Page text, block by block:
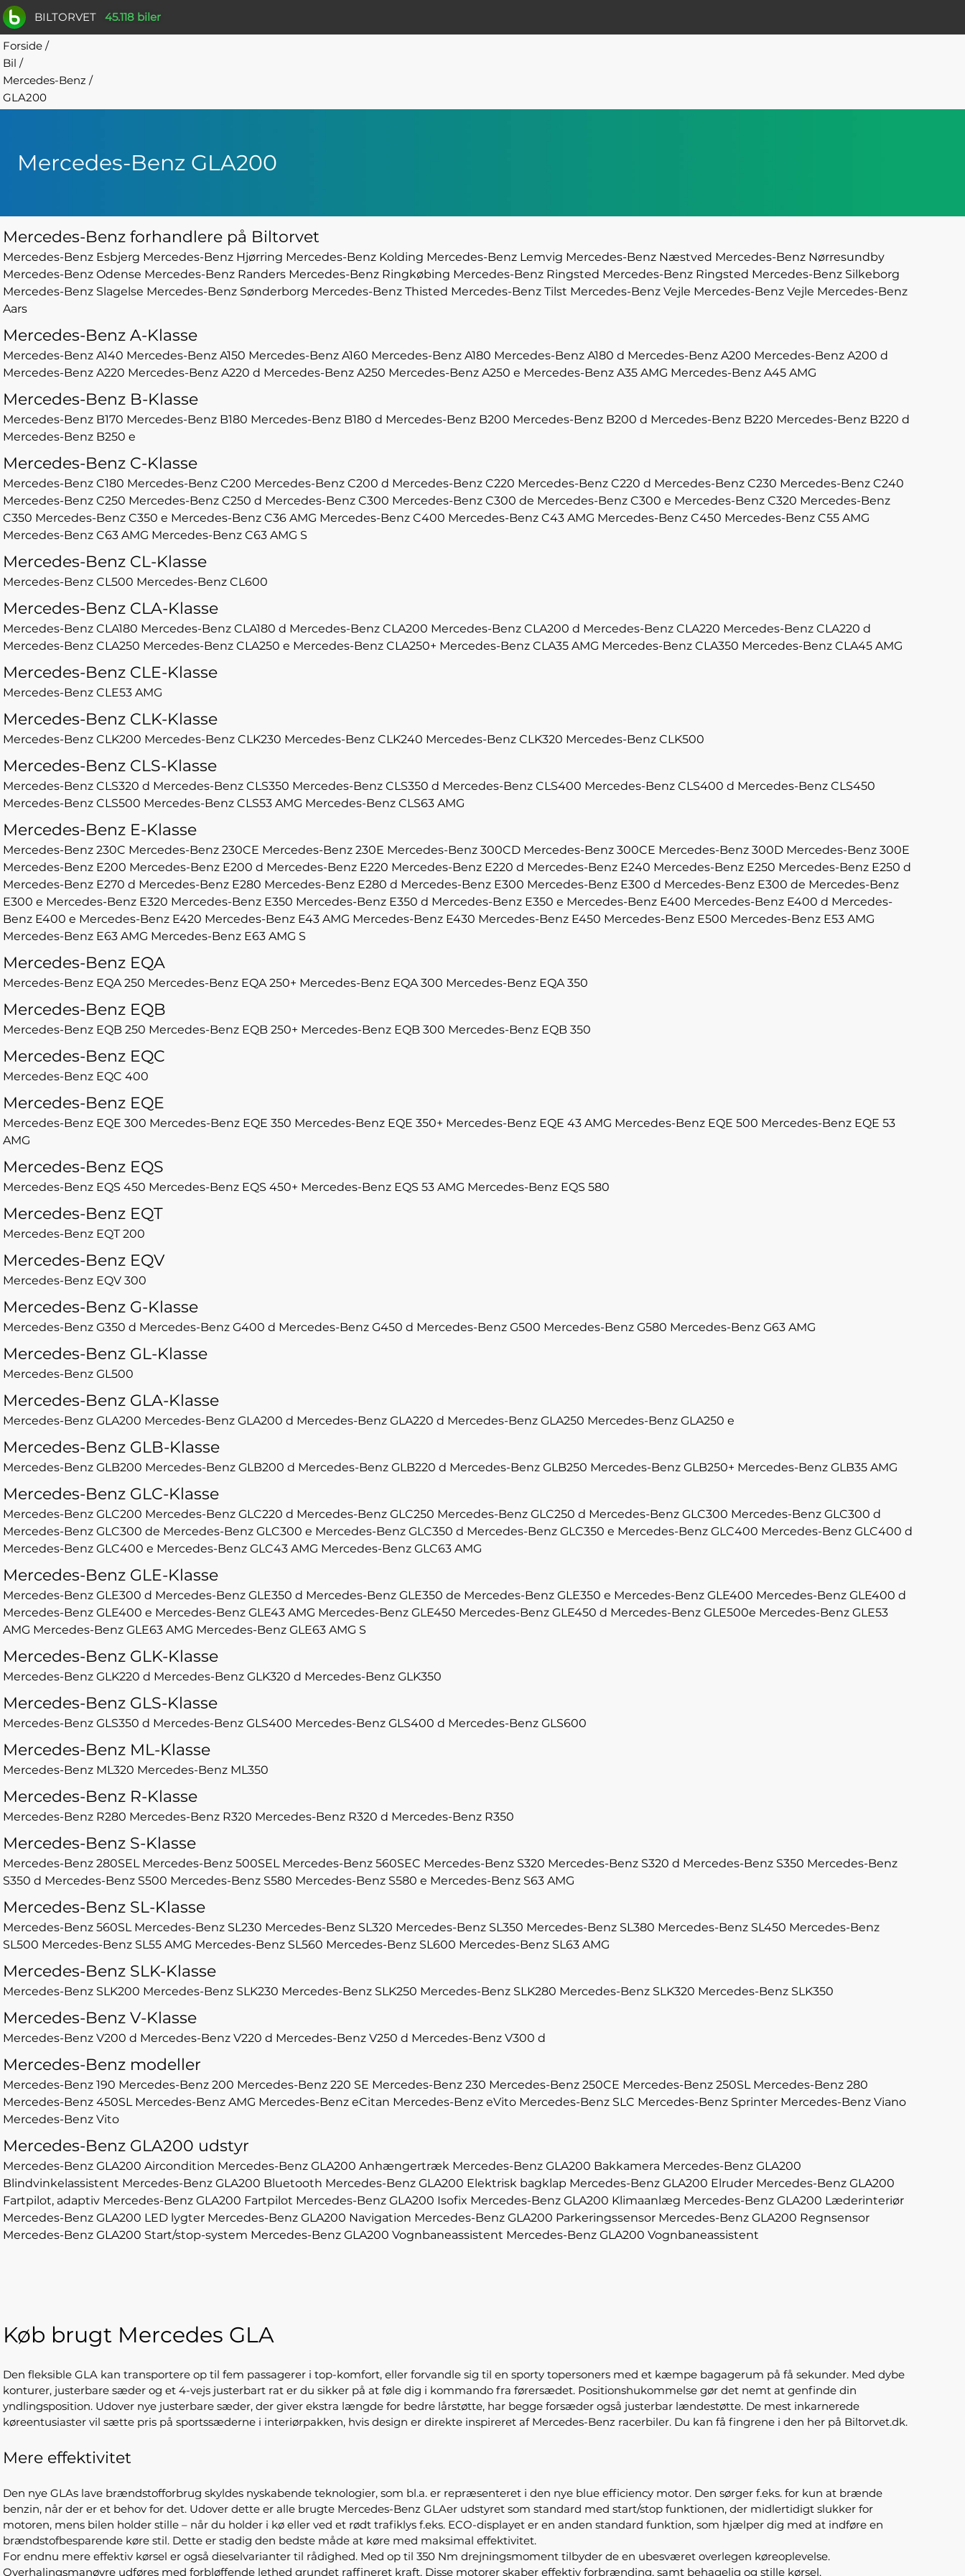
BILTORVET 45.118 biler
Forside /
Bil /
Mercedes-Benz /
GLA200
Mercedes-Benz GLA200
Mercedes-Benz forhandlere på Biltorvet
Mercedes-Benz Esbjerg Mercedes-Benz Hjørring Mercedes-Benz Kolding Mercedes-Benz Lemvig Mercedes-Benz Næstved Mercedes-Benz Nørresundby
Mercedes-Benz Odense Mercedes-Benz Randers Mercedes-Benz Ringkøbing Mercedes-Benz Ringsted Mercedes-Benz Ringsted Mercedes-Benz Silkeborg
Mercedes-Benz Slagelse Mercedes-Benz Sønderborg Mercedes-Benz Thisted Mercedes-Benz Tilst Mercedes-Benz Vejle Mercedes-Benz Vejle Mercedes-Benz
Aars
Mercedes-Benz A-Klasse
Mercedes-Benz A140 Mercedes-Benz A150 Mercedes-Benz A160 Mercedes-Benz A180 Mercedes-Benz A180 d Mercedes-Benz A200 Mercedes-Benz A200 d
Mercedes-Benz A220 Mercedes-Benz A220 d Mercedes-Benz A250 Mercedes-Benz A250 e Mercedes-Benz A35 AMG Mercedes-Benz A45 AMG
Mercedes-Benz B-Klasse
Mercedes-Benz B170 Mercedes-Benz B180 Mercedes-Benz B180 d Mercedes-Benz B200 Mercedes-Benz B200 d Mercedes-Benz B220 Mercedes-Benz B220 d
Mercedes-Benz B250 e
Mercedes-Benz C-Klasse
Mercedes-Benz C180 Mercedes-Benz C200 Mercedes-Benz C200 d Mercedes-Benz C220 Mercedes-Benz C220 d Mercedes-Benz C230 Mercedes-Benz C240
Mercedes-Benz C250 Mercedes-Benz C250 d Mercedes-Benz C300 Mercedes-Benz C300 de Mercedes-Benz C300 e Mercedes-Benz C320 Mercedes-Benz
C350 Mercedes-Benz C350 e Mercedes-Benz C36 AMG Mercedes-Benz C400 Mercedes-Benz C43 AMG Mercedes-Benz C450 Mercedes-Benz C55 AMG
Mercedes-Benz C63 AMG Mercedes-Benz C63 AMG S
Mercedes-Benz CL-Klasse
Mercedes-Benz CL500 Mercedes-Benz CL600
Mercedes-Benz CLA-Klasse
Mercedes-Benz CLA180 Mercedes-Benz CLA180 d Mercedes-Benz CLA200 Mercedes-Benz CLA200 d Mercedes-Benz CLA220 Mercedes-Benz CLA220 d
Mercedes-Benz CLA250 Mercedes-Benz CLA250 e Mercedes-Benz CLA250+ Mercedes-Benz CLA35 AMG Mercedes-Benz CLA350 Mercedes-Benz CLA45 AMG
Mercedes-Benz CLE-Klasse
Mercedes-Benz CLE53 AMG
Mercedes-Benz CLK-Klasse
Mercedes-Benz CLK200 Mercedes-Benz CLK230 Mercedes-Benz CLK240 Mercedes-Benz CLK320 Mercedes-Benz CLK500
Mercedes-Benz CLS-Klasse
Mercedes-Benz CLS320 d Mercedes-Benz CLS350 Mercedes-Benz CLS350 d Mercedes-Benz CLS400 Mercedes-Benz CLS400 d Mercedes-Benz CLS450
Mercedes-Benz CLS500 Mercedes-Benz CLS53 AMG Mercedes-Benz CLS63 AMG
Mercedes-Benz E-Klasse
Mercedes-Benz 230C Mercedes-Benz 230CE Mercedes-Benz 230E Mercedes-Benz 300CD Mercedes-Benz 300CE Mercedes-Benz 300D Mercedes-Benz 300E
Mercedes-Benz E200 Mercedes-Benz E200 d Mercedes-Benz E220 Mercedes-Benz E220 d Mercedes-Benz E240 Mercedes-Benz E250 Mercedes-Benz E250 d
Mercedes-Benz E270 d Mercedes-Benz E280 Mercedes-Benz E280 d Mercedes-Benz E300 Mercedes-Benz E300 d Mercedes-Benz E300 de Mercedes-Benz
E300 e Mercedes-Benz E320 Mercedes-Benz E350 Mercedes-Benz E350 d Mercedes-Benz E350 e Mercedes-Benz E400 Mercedes-Benz E400 d Mercedes-
Benz E400 e Mercedes-Benz E420 Mercedes-Benz E43 AMG Mercedes-Benz E430 Mercedes-Benz E450 Mercedes-Benz E500 Mercedes-Benz E53 AMG
Mercedes-Benz E63 AMG Mercedes-Benz E63 AMG S
Mercedes-Benz EQA
Mercedes-Benz EQA 250 Mercedes-Benz EQA 250+ Mercedes-Benz EQA 300 Mercedes-Benz EQA 350
Mercedes-Benz EQB
Mercedes-Benz EQB 250 Mercedes-Benz EQB 250+ Mercedes-Benz EQB 300 Mercedes-Benz EQB 350
Mercedes-Benz EQC
Mercedes-Benz EQC 400
Mercedes-Benz EQE
Mercedes-Benz EQE 300 Mercedes-Benz EQE 350 Mercedes-Benz EQE 350+ Mercedes-Benz EQE 43 AMG Mercedes-Benz EQE 500 Mercedes-Benz EQE 53
AMG
Mercedes-Benz EQS
Mercedes-Benz EQS 450 Mercedes-Benz EQS 450+ Mercedes-Benz EQS 53 AMG Mercedes-Benz EQS 580
Mercedes-Benz EQT
Mercedes-Benz EQT 200
Mercedes-Benz EQV
Mercedes-Benz EQV 300
Mercedes-Benz G-Klasse
Mercedes-Benz G350 d Mercedes-Benz G400 d Mercedes-Benz G450 d Mercedes-Benz G500 Mercedes-Benz G580 Mercedes-Benz G63 AMG
Mercedes-Benz GL-Klasse
Mercedes-Benz GL500
Mercedes-Benz GLA-Klasse
Mercedes-Benz GLA200 Mercedes-Benz GLA200 d Mercedes-Benz GLA220 d Mercedes-Benz GLA250 Mercedes-Benz GLA250 e
Mercedes-Benz GLB-Klasse
Mercedes-Benz GLB200 Mercedes-Benz GLB200 d Mercedes-Benz GLB220 d Mercedes-Benz GLB250 Mercedes-Benz GLB250+ Mercedes-Benz GLB35 AMG
Mercedes-Benz GLC-Klasse
Mercedes-Benz GLC200 Mercedes-Benz GLC220 d Mercedes-Benz GLC250 Mercedes-Benz GLC250 d Mercedes-Benz GLC300 Mercedes-Benz GLC300 d
Mercedes-Benz GLC300 de Mercedes-Benz GLC300 e Mercedes-Benz GLC350 d Mercedes-Benz GLC350 e Mercedes-Benz GLC400 Mercedes-Benz GLC400 d
Mercedes-Benz GLC400 e Mercedes-Benz GLC43 AMG Mercedes-Benz GLC63 AMG
Mercedes-Benz GLE-Klasse
Mercedes-Benz GLE300 d Mercedes-Benz GLE350 d Mercedes-Benz GLE350 de Mercedes-Benz GLE350 e Mercedes-Benz GLE400 Mercedes-Benz GLE400 d
Mercedes-Benz GLE400 e Mercedes-Benz GLE43 AMG Mercedes-Benz GLE450 Mercedes-Benz GLE450 d Mercedes-Benz GLE500e Mercedes-Benz GLE53
AMG Mercedes-Benz GLE63 AMG Mercedes-Benz GLE63 AMG S
Mercedes-Benz GLK-Klasse
Mercedes-Benz GLK220 d Mercedes-Benz GLK320 d Mercedes-Benz GLK350
Mercedes-Benz GLS-Klasse
Mercedes-Benz GLS350 d Mercedes-Benz GLS400 Mercedes-Benz GLS400 d Mercedes-Benz GLS600
Mercedes-Benz ML-Klasse
Mercedes-Benz ML320 Mercedes-Benz ML350
Mercedes-Benz R-Klasse
Mercedes-Benz R280 Mercedes-Benz R320 Mercedes-Benz R320 d Mercedes-Benz R350
Mercedes-Benz S-Klasse
Mercedes-Benz 280SEL Mercedes-Benz 500SEL Mercedes-Benz 560SEC Mercedes-Benz S320 Mercedes-Benz S320 d Mercedes-Benz S350 Mercedes-Benz
S350 d Mercedes-Benz S500 Mercedes-Benz S580 Mercedes-Benz S580 e Mercedes-Benz S63 AMG
Mercedes-Benz SL-Klasse
Mercedes-Benz 560SL Mercedes-Benz SL230 Mercedes-Benz SL320 Mercedes-Benz SL350 Mercedes-Benz SL380 Mercedes-Benz SL450 Mercedes-Benz
SL500 Mercedes-Benz SL55 AMG Mercedes-Benz SL560 Mercedes-Benz SL600 Mercedes-Benz SL63 AMG
Mercedes-Benz SLK-Klasse
Mercedes-Benz SLK200 Mercedes-Benz SLK230 Mercedes-Benz SLK250 Mercedes-Benz SLK280 Mercedes-Benz SLK320 Mercedes-Benz SLK350
Mercedes-Benz V-Klasse
Mercedes-Benz V200 d Mercedes-Benz V220 d Mercedes-Benz V250 d Mercedes-Benz V300 d
Mercedes-Benz modeller
Mercedes-Benz 190 Mercedes-Benz 200 Mercedes-Benz 220 SE Mercedes-Benz 230 Mercedes-Benz 250CE Mercedes-Benz 250SL Mercedes-Benz 280
Mercedes-Benz 450SL Mercedes-Benz AMG Mercedes-Benz eCitan Mercedes-Benz eVito Mercedes-Benz SLC Mercedes-Benz Sprinter Mercedes-Benz Viano
Mercedes-Benz Vito
Mercedes-Benz GLA200 udstyr
Mercedes-Benz GLA200 Aircondition Mercedes-Benz GLA200 Anhængertræk Mercedes-Benz GLA200 Bakkamera Mercedes-Benz GLA200
Blindvinkelassistent Mercedes-Benz GLA200 Bluetooth Mercedes-Benz GLA200 Elektrisk bagklap Mercedes-Benz GLA200 Elruder Mercedes-Benz GLA200
Fartpilot, adaptiv Mercedes-Benz GLA200 Fartpilot Mercedes-Benz GLA200 Isofix Mercedes-Benz GLA200 Klimaanlæg Mercedes-Benz GLA200 Læderinteriør
Mercedes-Benz GLA200 LED lygter Mercedes-Benz GLA200 Navigation Mercedes-Benz GLA200 Parkeringssensor Mercedes-Benz GLA200 Regnsensor
Mercedes-Benz GLA200 Start/stop-system Mercedes-Benz GLA200 Vognbaneassistent Mercedes-Benz GLA200 Vognbaneassistent
Køb brugt Mercedes GLA
Den fleksible GLA kan transportere op til fem passagerer i top-komfort, eller forvandle sig til en sporty topersoners med et kæmpe bagagerum på få sekunder. Med dybe
konturer, justerbare sæder og et 4-vejs justerbart rat er du sikker på at føle dig i kommando fra førersædet. Positionshukommelse gør det nemt at genfinde din
yndlingsposition. Udover nye justerbare sæder, der giver ekstra længde for bedre lårstøtte, har begge forsæder også justerbar lændestøtte. De mest inkarnerede
køreentusiaster vil sætte pris på sportssæderne i interiørpakken, hvis design er direkte inspireret af Mercedes-Benz racerbiler. Du kan få fingrene i den her på Biltorvet.dk.
Mere effektivitet
Den nye GLAs lave brændstofforbrug skyldes nyskabende teknologier, som bl.a. er repræsenteret i den nye blue efficiency motor. Den sørger f.eks. for kun at brænde
benzin, når der er et behov for det. Udover dette er alle brugte Mercedes-Benz GLAer udstyret som standard med start/stop funktionen, der midlertidigt slukker for
motoren, mens bilen holder stille – når du holder i kø eller ved et rødt trafiklys f.eks. ECO-displayet er en anden standard funktion, som hjælper dig med at indføre en
brændstofbesparende køre stil. Dette er stadig den bedste måde at køre med maksimal effektivitet.
For endnu mere effektiv kørsel er også dieselvarianter til rådighed. Med op til 350 Nm drejningsmoment tilbyder de en ubesværet overlegen køreoplevelse.
Overhalingsmanøvre udføres med forbløffende lethed grundet raffineret kraft. Disse motorer skaber effektiv forbrænding, samt behagelig og stille kørsel.